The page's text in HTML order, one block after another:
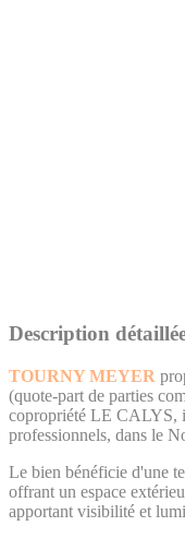
Description
TOURNY MEYER
(quote-part de parties
copropriété LE CALYS,
professionnels, dans le
Le bien bénéficie d'une
offrant un espace
apportant visibilité et